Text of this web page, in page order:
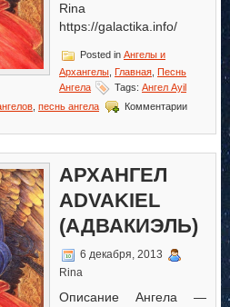
Rina
https://galactika.info/
Posted in Ангелы и
Архангелы Главная Песнь
Ангела
Tags: Ангел Ayil
песнь ангела Комментариик
Ангел
АРХАНГЕЛ
ADVAKIEL
(АДВАКИЭЛЬ)
6 декабря, 2013
Rina
Описание Ангела —